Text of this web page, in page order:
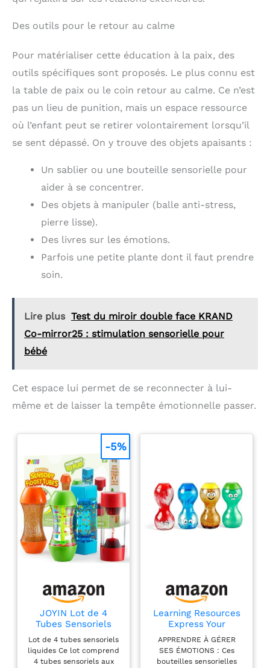
Des outils pour le retour au calme
Pour matérialiser cette éducation à la paix, des
outils spécifiques sont proposés. Le plus connu est
la table de paix ou le coin retour au calme. Ce n’est
pas un lieu de punition, mais un espace ressource
où l’enfant peut se retirer volontairement lorsqu’il
se sent dépassé. On y trouve des objets apaisants :
Un sablier ou une bouteille sensorielle pour
aider à se concentrer.
Des objets à manipuler (balle anti-stress,
pierre lisse).
Des livres sur les émotions.
Parfois une petite plante dont il faut prendre
soin.
Lire plus Test du miroir double face KRAND
Co-mirror25 : stimulation sensorielle pour
bébé
Cet espace lui permet de se reconnecter à lui-
même et de laisser la tempête émotionnelle passer.
JOYIN Lot de 4
Tubes Sensoriels
Liquides, Bouteille
Sensorielle pour
Enfants dès 3 Ans,
Lot de 4 tubes sensoriels
liquides Ce lot comprend
4 tubes sensoriels aux
-5%
Learning Resources
Express Your
Feelings® Bouteilles
Sensorielles
Émotions Jouet
APPRENDRE À GÉRER
SES ÉMOTIONS : Ces
bouteilles sensorielles